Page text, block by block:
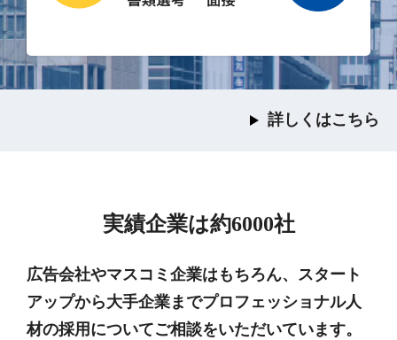
詳しくはこちら
実績企業は約6000社
広告会社やマスコミ企業はもちろん、スタート
アップから大手企業までプロフェッショナル人
材の採用についてご相談をいただいています。